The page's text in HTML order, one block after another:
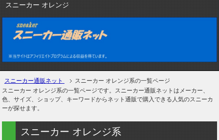
スニーカー オレンジ
スニーカー通販ネット
スニーカー オレンジ系の一覧ページ
スニーカー オレンジ系の一覧ページです。スニーカー通販ネットはメーカー、
色、サイズ、ショップ、キーワードからネット通販で購入できる人気のスニーカ
ーが探せます。
スニーカー オレンジ系